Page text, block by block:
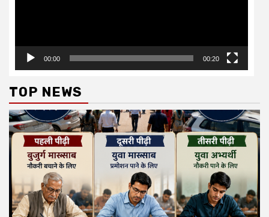
00:00 00:20
TOP NEWS